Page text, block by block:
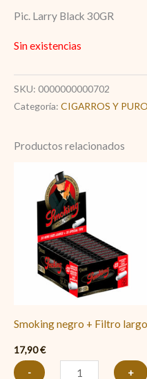
Pic. Larry Black 30GR
Sin existencias
SKU: 0000000000702
Categoría: CIGARROS Y
Productos relacionados
Smoking negro + Filtro largo
17,90€
-
Smoking
negro
+
Filtro
largo
cantidad
+